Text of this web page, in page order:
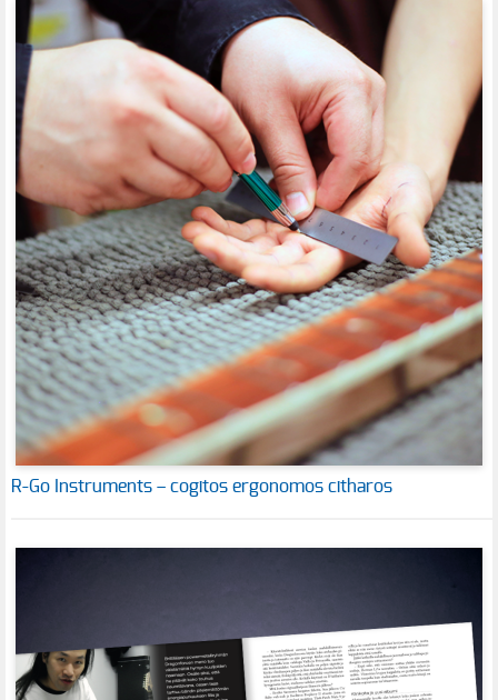
R-Go Instruments – cogitos ergonomos citharos